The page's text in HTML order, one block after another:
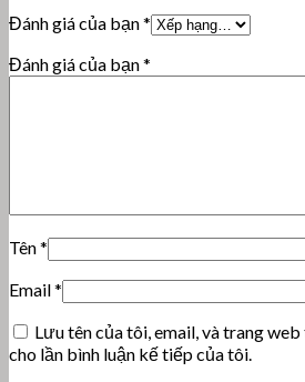
Đánh giá của bạn*
Đánh giá của bạn*
Tên*
Email*
Lưu tên của tôi, email, và trang
cho lần bình luận kế tiếp của tôi.